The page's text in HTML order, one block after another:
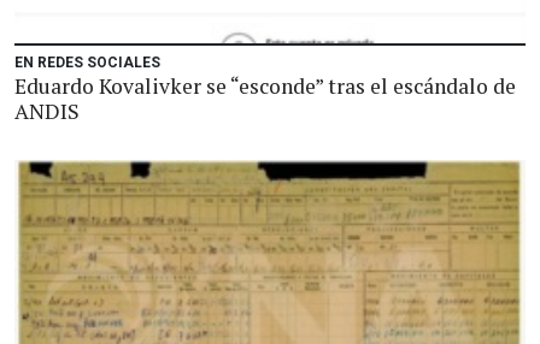
EN REDES SOCIALES
Eduardo Kovalivker se “esconde” tras el escándalo de
ANDIS